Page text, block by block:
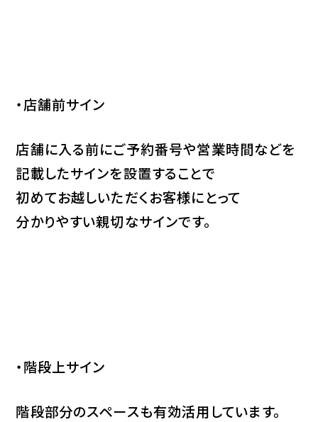
・店舗前サイン
店舗に入る前にご予約番号や営業時間などを
記載したサインを設置することで
初めてお越しいただくお客様にとって
分かりやすい親切なサインです。
・階段上サイン
階段部分のスペースも有効活用しています。